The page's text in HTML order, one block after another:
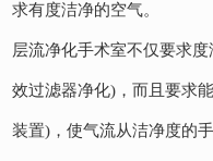
求有度洁净的空气。
层流净化手术室不仅要求
效过滤器净化)，而且要求
装置)，使气流从洁净度的